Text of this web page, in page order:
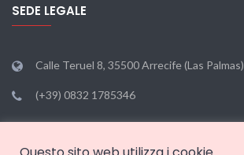
SEDE LEGALE
Calle Teruel 8, 35500 Arrecife (Las Palmas)
(+39) 0832 1785346
info@portalclub.it